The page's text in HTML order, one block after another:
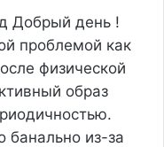
Добрый день !
проблемой как
физической
образ
банально из-за